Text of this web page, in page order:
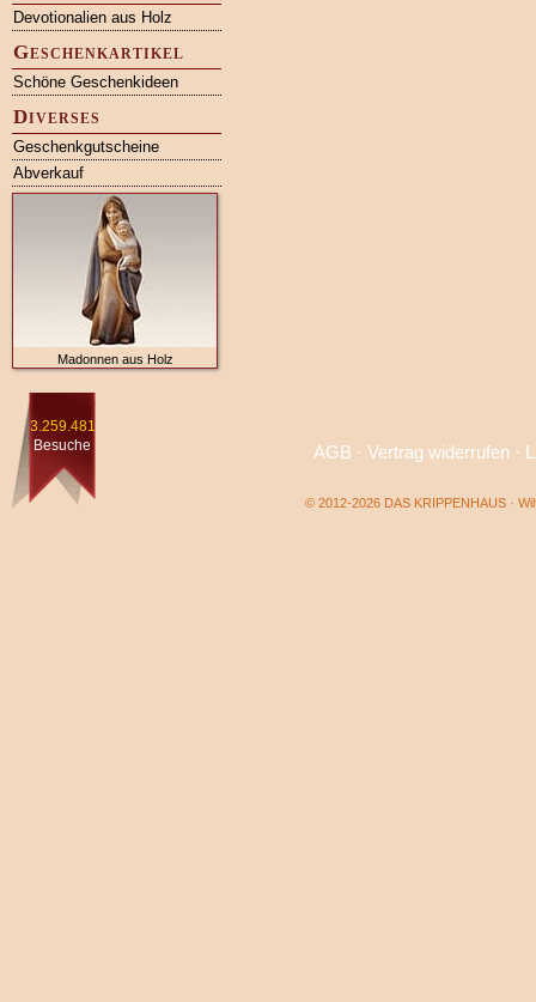
Devotionalien aus Holz
Geschenkartikel
Schöne Geschenkideen
Diverses
Geschenkgutscheine
Abverkauf
Madonnen aus Holz
3.259.481
Besuche
AGB · Vertrag widerrufen·
© 2012-2026 DAS KRIPPENHAUS ·